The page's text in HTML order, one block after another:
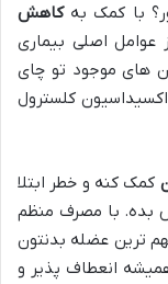
با کمک بهکاهش
عوامل اصلی بیماری
های موجود تو چای
کلسترول
کمک کنه و خطر ابتلا
بده. با مصرف منظم
ترین عضله بدنتون
انعطاف پذیر و